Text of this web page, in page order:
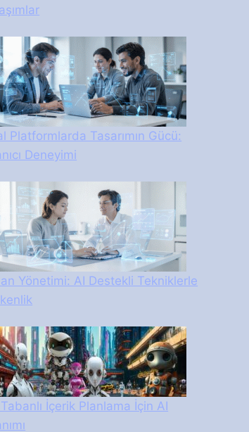
Platformlarda Tasarımın Gücü:
Deneyimi
Yönetimi: AI Destekli Tekniklerle
İçerik Planlama İçin AI